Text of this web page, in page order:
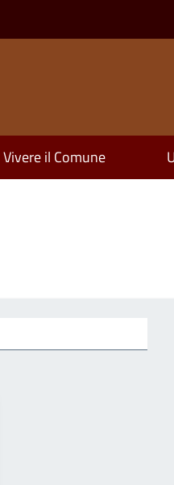
Vivere il Comune